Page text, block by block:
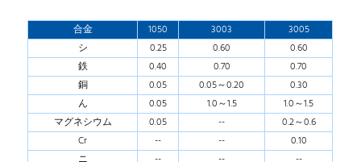
合金 1050 3003
3005
シ
0.25 0.60
0.60
鉄
0.40 0.70
0.70
銅
0.05 0.05～0.20
0.30
ん
0.05 1.0～1.5
1.0～1.5
マグネシウム
0.05 --
0.2～0.6
Cr
-- --
0.10